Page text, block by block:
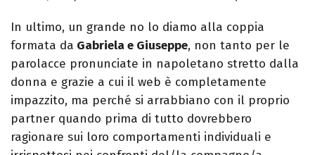
In ultimo, un grande no lo diamo alla coppia
formata da Gabriela e Giuseppe, non tanto per le
parolacce pronunciate in napoletano stretto dalla
donna e grazie a cui il web è completamente
impazzito, ma perché si arrabbiano con il proprio
partner quando prima di tutto dovrebbero
ragionare sui loro comportamenti individuali e